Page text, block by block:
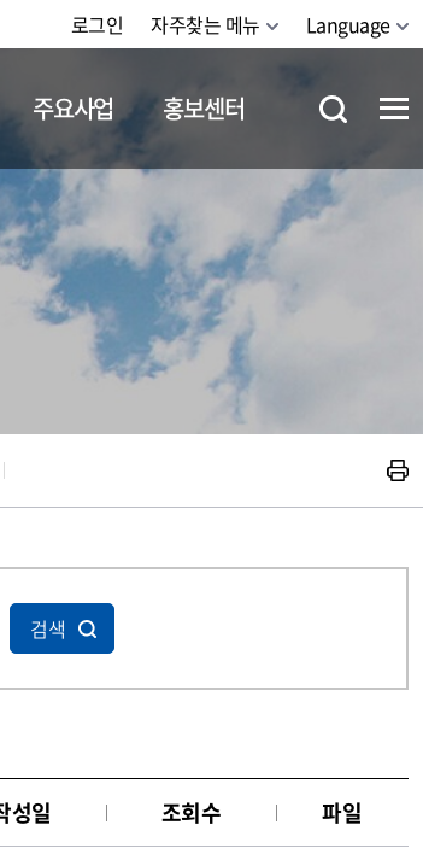
로그인 자주찾는 메뉴 Language
보
주요사업 홍보센터
검색
성일 조회수 파일